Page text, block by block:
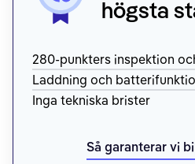
högsta
280-punkters inspektion
Laddning och
Inga tekniska brister
Så garanterar vi